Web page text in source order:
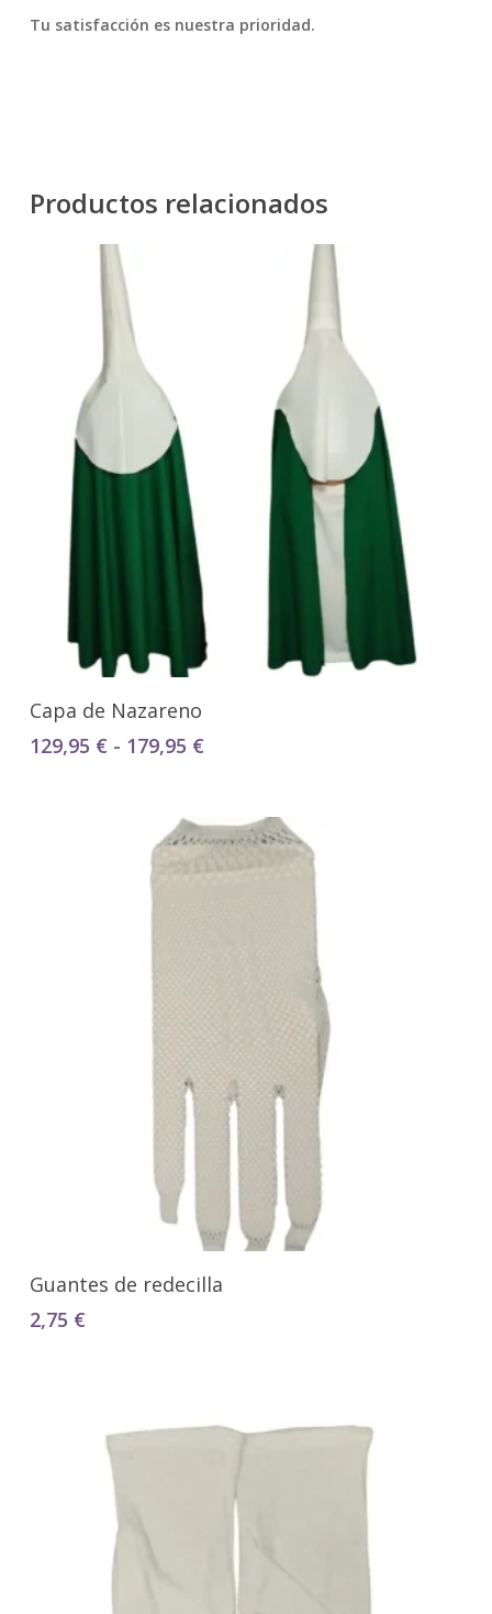
Tu satisfacción es nuestra prioridad.
Productos relacionados
Capa de Nazareno
129,95 € - 179,95 €Rango
desde
129,95 €
hasta
Seleccionar Opciones
Guantes de redecilla
2,75 €